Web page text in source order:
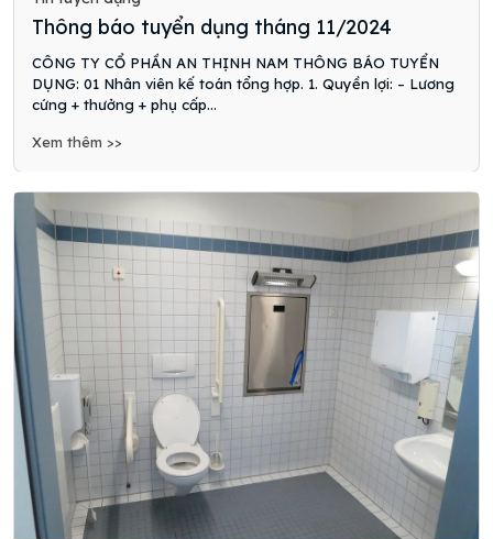
Thông báo tuyển dụng tháng 11/2024
CÔNG TY CỔ PHẦN AN THỊNH NAM THÔNG BÁO TUYỂN
DỤNG: 01 Nhân viên kế toán tổng hợp. 1. Quyền lợi: – Lương
cứng + thưởng + phụ cấp...
Xem thêm >>